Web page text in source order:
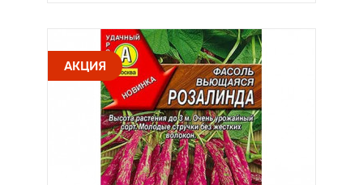
АКЦИЯ